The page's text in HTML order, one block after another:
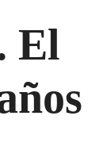
El